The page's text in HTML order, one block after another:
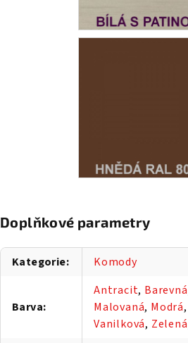
Doplňkové parametry
Kategorie: Komody
Barva:
Antracit, Barevná
Malovaná, Modrá,
Vanilková, Zelená